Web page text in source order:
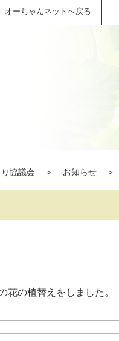
オーちゃんネットへ戻る
協議会 ＞ お知らせ ＞
花の植替えをしました。